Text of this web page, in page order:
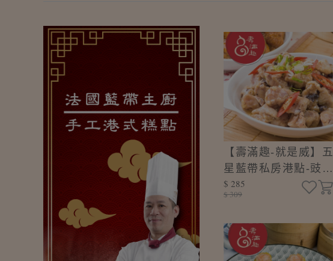
【壽滿趣-就是威】五
星藍帶私房港點-豉汁
蒸排骨(300±10g/盒)
$ 285
$ 309